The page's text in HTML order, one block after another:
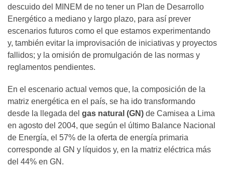
descuido del MINEM de no tener un Plan de Desarrollo
Energético a mediano y largo plazo, para así prever
escenarios futuros como el que estamos experimentando
y, también evitar la improvisación de iniciativas y proyectos
fallidos; y la omisión de promulgación de las normas y
reglamentos pendientes.
En el escenario actual vemos que, la composición de la
matriz energética en el país, se ha ido transformando
desde la llegada del gas natural (GN) de Camisea a Lima
en agosto del 2004, que según el último Balance Nacional
de Energía, el 57% de la oferta de energía primaria
corresponde al GN y líquidos y, en la matriz eléctrica más
del 44% en GN.